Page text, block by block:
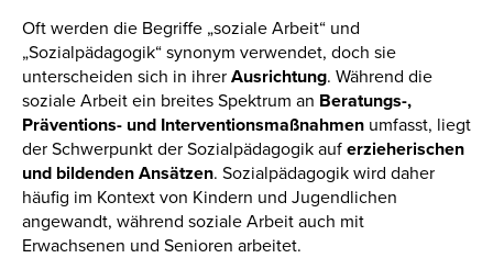
Oft werden die Begriffe „soziale Arbeit“ und
„Sozialpädagogik“ synonym verwendet, doch sie
unterscheiden sich in ihrer Ausrichtung. Während die
soziale Arbeit ein breites Spektrum an Beratungs-,
Präventions- und Interventionsmaßnahmen umfasst, liegt
der Schwerpunkt der Sozialpädagogik auf erzieherischen
und bildenden Ansätzen. Sozialpädagogik wird daher
häufig im Kontext von Kindern und Jugendlichen
angewandt, während soziale Arbeit auch mit
Erwachsenen und Senioren arbeitet.